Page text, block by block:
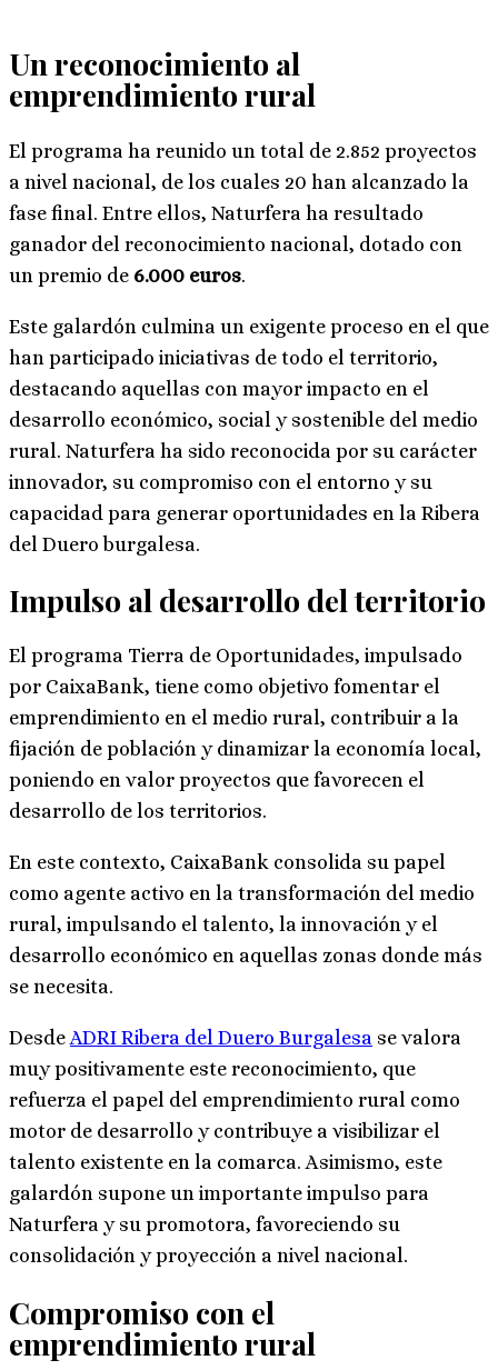
Un reconocimiento al
emprendimiento rural
El programa ha reunido un total de 2.852 proyectos
a nivel nacional, de los cuales 20 han alcanzado la
fase final. Entre ellos, Naturfera ha resultado
ganador del reconocimiento nacional, dotado con
un premio de 6.000 euros.
Este galardón culmina un exigente proceso en el que
han participado iniciativas de todo el territorio,
destacando aquellas con mayor impacto en el
desarrollo económico, social y sostenible del medio
rural. Naturfera ha sido reconocida por su carácter
innovador, su compromiso con el entorno y su
capacidad para generar oportunidades en la Ribera
del Duero burgalesa.
Impulso al desarrollo del territorio
El programa Tierra de Oportunidades, impulsado
por CaixaBank, tiene como objetivo fomentar el
emprendimiento en el medio rural, contribuir a la
fijación de población y dinamizar la economía local,
poniendo en valor proyectos que favorecen el
desarrollo de los territorios.
En este contexto, CaixaBank consolida su papel
como agente activo en la transformación del medio
rural, impulsando el talento, la innovación y el
desarrollo económico en aquellas zonas donde más
se necesita.
DesdeADRI Ribera del Duero Burgalesa se valora
muy positivamente este reconocimiento, que
refuerza el papel del emprendimiento rural como
motor de desarrollo y contribuye a visibilizar el
talento existente en la comarca. Asimismo, este
galardón supone un importante impulso para
Naturfera y su promotora, favoreciendo su
consolidación y proyección a nivel nacional.
Compromiso con el
emprendimiento rural